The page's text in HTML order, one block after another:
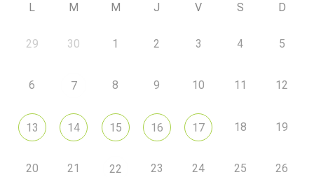
L M M J V S D
29 30 1 2 3 4 5
6 7 8 9 10 11 12
13 14 15 16 17 18 19
20 21 22 23 24 25 26